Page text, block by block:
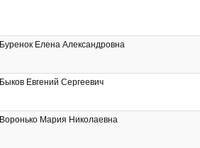
Буренок Елена Александровна
Быков Евгений Сергеевич
Воронько Мария Николаевна